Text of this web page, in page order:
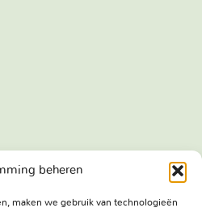
beheren
maken we gebruik van technologieën